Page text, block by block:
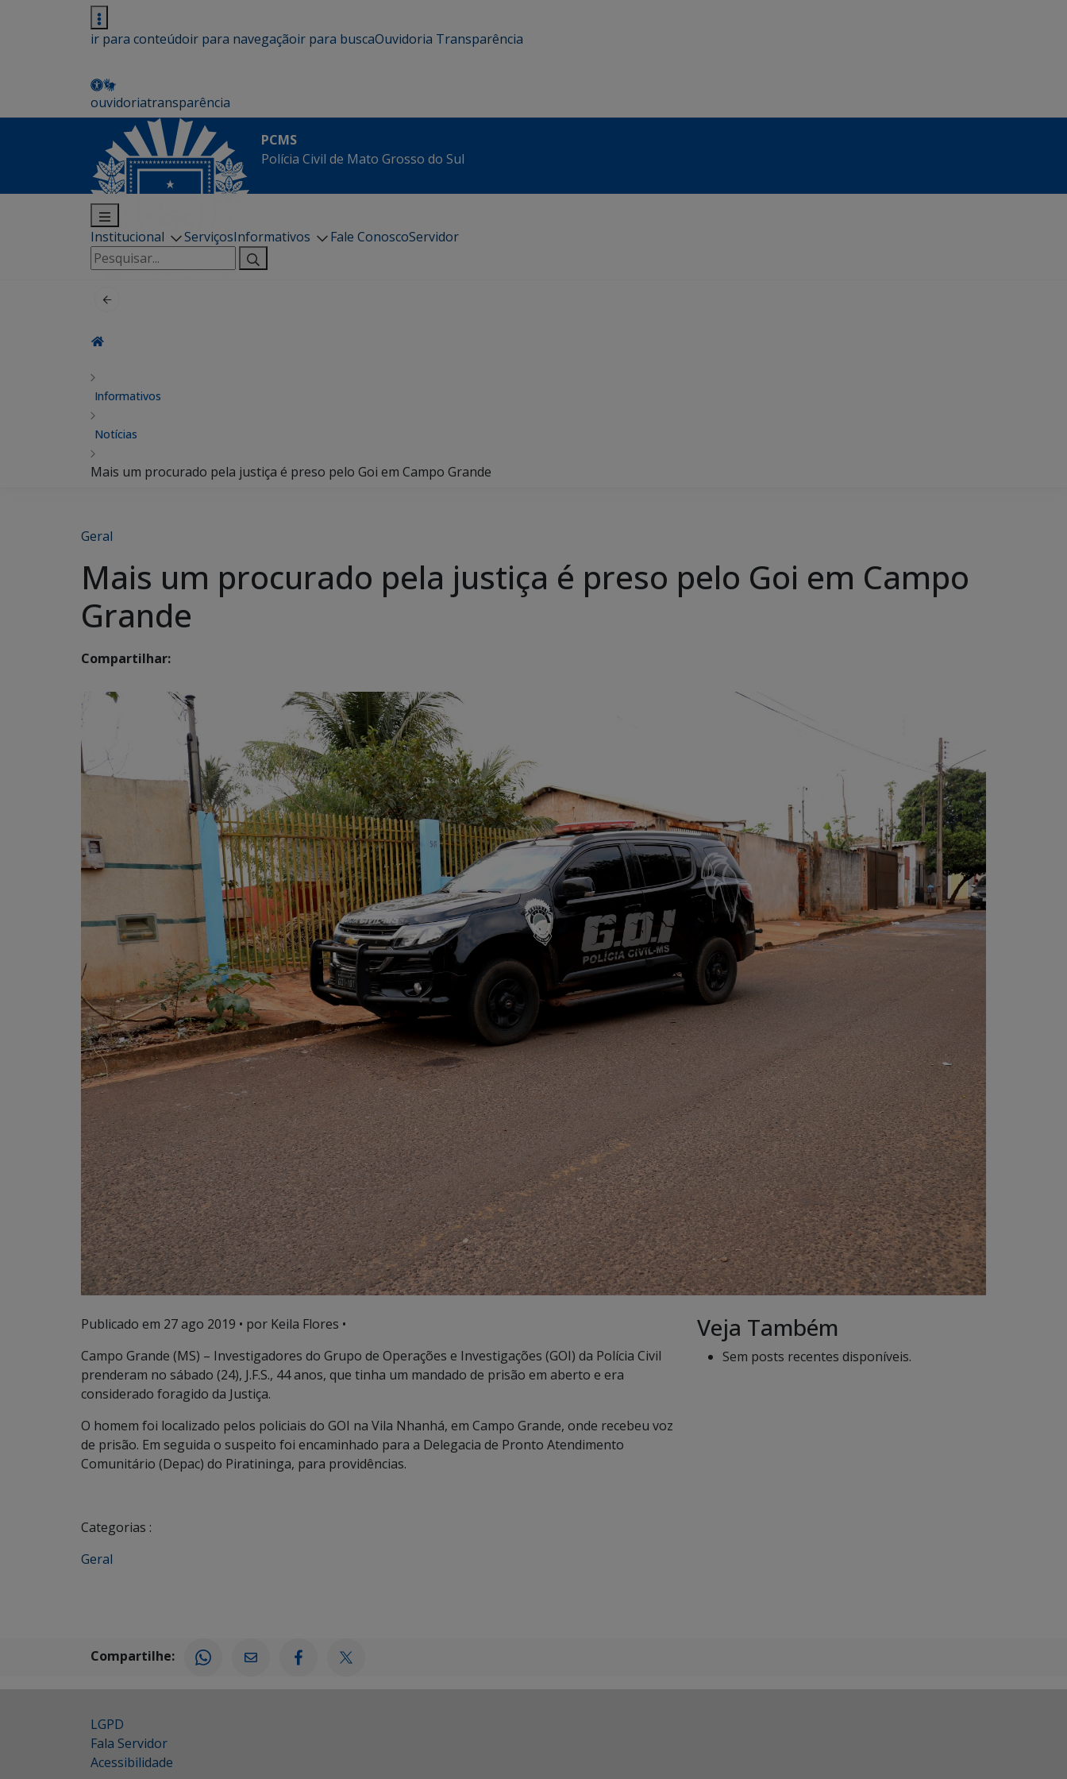
ir para conteúdoir para navegaçãoir para buscaOuvidoria Transparência
ouvidoriatransparência
PCMS
Polícia Civil de Mato Grosso do Sul
Institucional ServiçosInformativos Fale ConoscoServidor
Pesquisar
por:
Informativos
Notícias
Mais um procurado pela justiça é preso pelo Goi em Campo Grande
Geral
Mais um procurado pela justiça é preso pelo Goi em Campo
Grande
Compartilhar:
Publicado em 27 ago 2019 • por Keila Flores •
Campo Grande (MS) – Investigadores do Grupo de Operações e Investigações (GOI) da Polícia Civil
prenderam no sábado (24), J.F.S., 44 anos, que tinha um mandado de prisão em aberto e era
considerado foragido da Justiça.
O homem foi localizado pelos policiais do GOI na Vila Nhanhá, em Campo Grande, onde recebeu voz
de prisão. Em seguida o suspeito foi encaminhado para a Delegacia de Pronto Atendimento
Comunitário (Depac) do Piratininga, para providências.
Categorias :
Geral
Veja Também
Sem posts recentes disponíveis.
Compartilhe:
LGPD
Fala Servidor
Acessibilidade